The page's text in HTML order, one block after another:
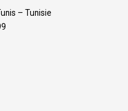
– Tunisie